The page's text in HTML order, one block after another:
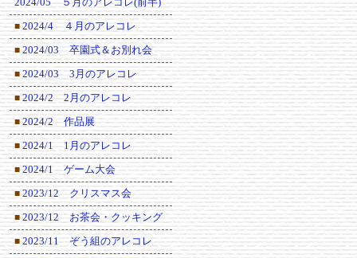
■ 2024/4 ４月のアレコレ
■ 2024/03 卒園式＆お別れ会
■ 2024/03 3月のアレコレ
■ 2024/2 2月のアレコレ
■ 2024/2 作品展
■ 2024/1 1月のアレコレ
■ 2024/1 ゲーム大会
■ 2023/12 クリスマス会
■ 2023/12 お茶会・クッキング
■ 2023/11 ぞう組のアレコレ